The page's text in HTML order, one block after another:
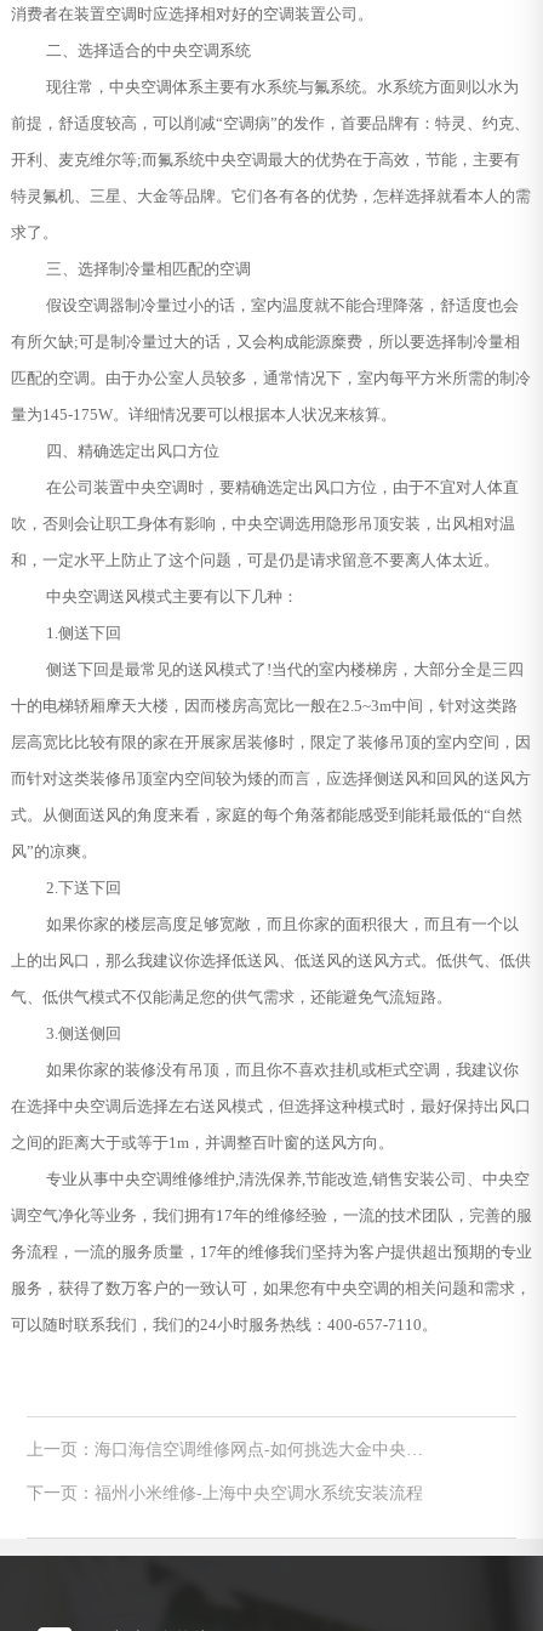
消费者在装置空调时应选择相对好的空调装置公司。
二、选择适合的中央空调系统
现往常，中央空调体系主要有水系统与氟系统。水系统方面则以水为
前提，舒适度较高，可以削减“空调病”的发作，首要品牌有：特灵、约克、
开利、麦克维尔等;而氟系统中央空调最大的优势在于高效，节能，主要有
特灵氟机、三星、大金等品牌。它们各有各的优势，怎样选择就看本人的需
求了。
三、选择制冷量相匹配的空调
假设空调器制冷量过小的话，室内温度就不能合理降落，舒适度也会
有所欠缺;可是制冷量过大的话，又会构成能源糜费，所以要选择制冷量相
匹配的空调。由于办公室人员较多，通常情况下，室内每平方米所需的制冷
量为145-175W。详细情况要可以根据本人状况来核算。
四、精确选定出风口方位
在公司装置中央空调时，要精确选定出风口方位，由于不宜对人体直
吹，否则会让职工身体有影响，中央空调选用隐形吊顶安装，出风相对温
和，一定水平上防止了这个问题，可是仍是请求留意不要离人体太近。
中央空调送风模式主要有以下几种：
1.侧送下回
侧送下回是最常见的送风模式了!当代的室内楼梯房，大部分全是三四
十的电梯轿厢摩天大楼，因而楼房高宽比一般在2.5~3m中间，针对这类路
层高宽比比较有限的家在开展家居装修时，限定了装修吊顶的室内空间，因
而针对这类装修吊顶室内空间较为矮的而言，应选择侧送风和回风的送风方
式。从侧面送风的角度来看，家庭的每个角落都能感受到能耗最低的“自然
风”的凉爽。
2.下送下回
如果你家的楼层高度足够宽敞，而且你家的面积很大，而且有一个以
上的出风口，那么我建议你选择低送风、低送风的送风方式。低供气、低供
气、低供气模式不仅能满足您的供气需求，还能避免气流短路。
3.侧送侧回
如果你家的装修没有吊顶，而且你不喜欢挂机或柜式空调，我建议你
在选择中央空调后选择左右送风模式，但选择这种模式时，最好保持出风口
之间的距离大于或等于1m，并调整百叶窗的送风方向。
专业从事中央空调维修维护,清洗保养,节能改造,销售安装公司、中央空
调空气净化等业务，我们拥有17年的维修经验，一流的技术团队，完善的服
务流程，一流的服务质量，17年的维修我们坚持为客户提供超出预期的专业
服务，获得了数万客户的一致认可，如果您有中央空调的相关问题和需求，
可以随时联系我们，我们的24小时服务热线：400-657-7110。
上一页：海口海信空调维修网点-如何挑选大金中央空
下一页：福州小米维修-上海中央空调水系统安装流程